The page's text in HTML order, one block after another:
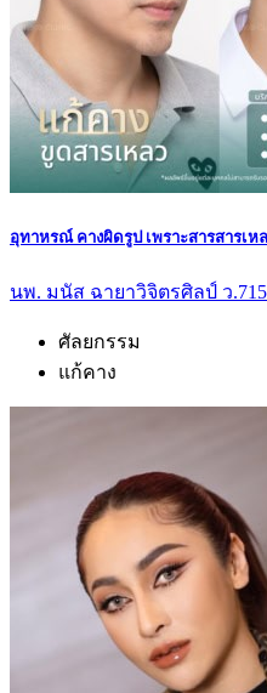
อุทาหรณ์ คางผิดรูป เพราะสารสารเ
นพ. มนัส ฉายาวิจิตรศิลป์ ว
ศัลยกรรม
แก้คาง